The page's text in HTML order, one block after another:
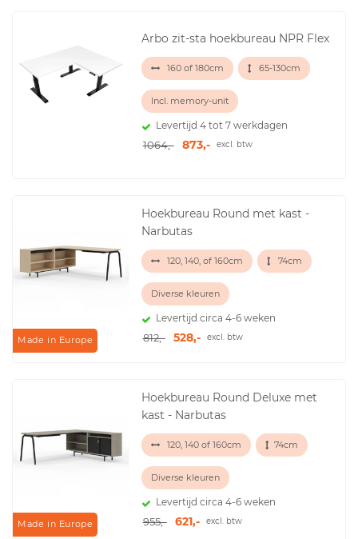
Arbo zit-sta hoekbureau NPR Flex
160 of 180cm 65-130cm
Incl. memory-unit
Levertijd 4 tot 7 werkdagen
1064,- 873,- excl. btw
Made in Europe
Hoekbureau Round met kast -
Narbutas
120, 140, of 160cm 74cm
Diverse kleuren
Levertijd circa 4-6 weken
812,- 528,- excl. btw
Made in Europe
Hoekbureau Round Deluxe met
kast - Narbutas
120, 140 of 160cm 74cm
Diverse kleuren
Levertijd circa 4-6 weken
955,- 621,- excl. btw